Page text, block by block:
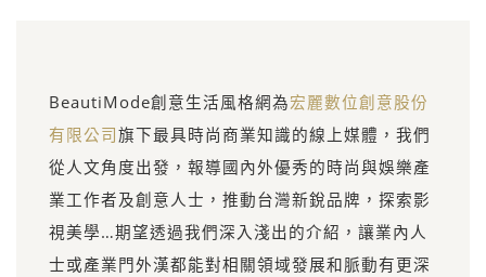
BeautiMode創意生活風格網為宏麗數位創意股份
有限公司旗下最具時尚商業知識的線上媒體，我們
從人文角度出發，報導國內外優秀的時尚與娛樂產
業工作者及創意人士，推動台灣新銳品牌，探索影
視美學…期望透過我們深入淺出的介紹，讓業內人
士或產業門外漢都能對相關領域發展和脈動有更深